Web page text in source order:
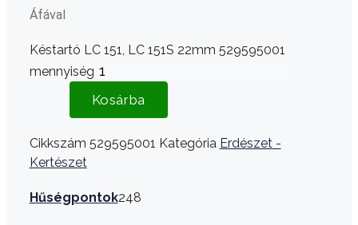
Áfával
Késtartó LC 151, LC 151S 22mm 529595001
mennyiség
Kosárba
Cikkszám 529595001 Kategória Erdészet -
Kertészet
Hűségpontok248